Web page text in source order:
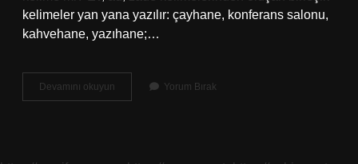
kelimeler yan yana yazılır: çayhane, konferans salonu,
kahvehane, yazıhane;…
Devamını okuyun Dershane
Kelimesinin
Yorum Bırak